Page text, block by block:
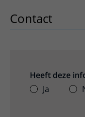
Contact
Heeft deze
Ja